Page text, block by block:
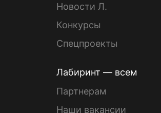
Новости Л.
Конкурсы
Спецпроекты
Лабиринт — всем
Партнерам
Наши вакансии